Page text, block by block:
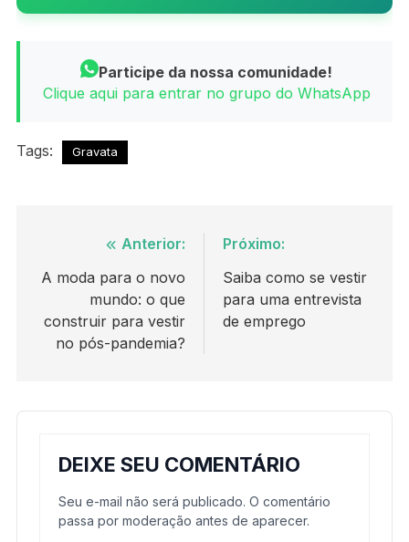
Participe da nossa comunidade!
Clique aqui para entrar no grupo do WhatsApp
Tags: Gravata
Navegação
de
Post
Anterior:
A moda para o novo
mundo: o que
construir para vestir
no pós-pandemia?
Próximo:
Saiba como se vestir
para uma entrevista
de emprego
DEIXE SEU COMENTÁRIO
Seu e-mail não será publicado. O comentário
passa por moderação antes de aparecer.